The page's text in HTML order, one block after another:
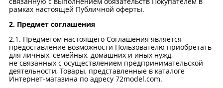
рамках настоящей Публичной оферты.
2. Предмет соглашения
2.1. Предметом настоящего Соглашения является
предоставление возможности Пользователю приобретать
для личных, семейных, домашних и иных нужд,
не связанных с осуществлением предпринимательской
деятельности, Товары, представленные в каталоге
Интернет-магазина по адресу 72model.com.